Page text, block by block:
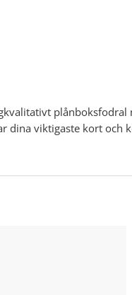
dina viktigaste kort och